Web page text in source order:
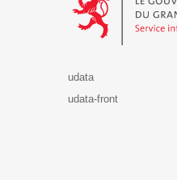
udata
udata-front